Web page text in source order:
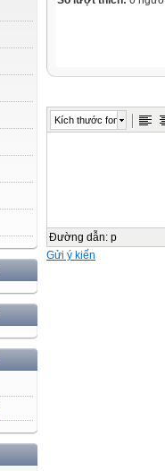
Kích thước font
Đường dẫn: p
Gửi ý kiến